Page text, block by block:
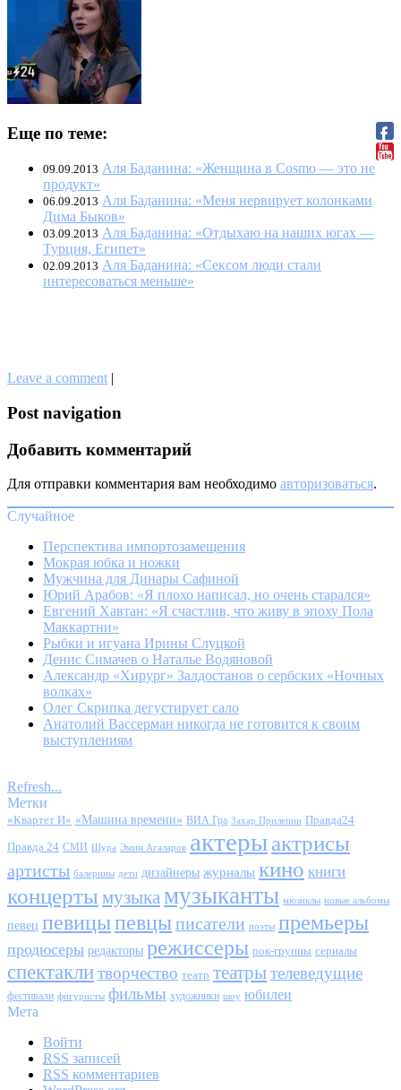
Еще по теме:
09.09.2013 Аля Баданина: «Женщина в Cosmo — это не
продукт»
06.09.2013 Аля Баданина: «Меня нервирует колонками
Дима Быков»
03.09.2013 Аля Баданина: «Отдыхаю на наших югах —
Турция, Египет»
02.09.2013 Аля Баданина: «Сексом люди стали
интересоваться меньше»
Leave a comment |
Post navigation
Добавить комментарий
Для отправки комментария вам необходимо авторизоваться.
Случайное
Перспектива импортозамещения
Мокрая юбка и ножки
Мужчина для Динары Сафиной
Юрий Арабов: «Я плохо написал, но очень старался»
Евгений Хавтан: «Я счастлив, что живу в эпоху Пола
Маккартни»
Рыбки и игуана Ирины Слуцкой
Денис Симачев о Наталье Водяновой
Александр «Хирург» Залдостанов о сербских «Ночных
волках»
Олег Скрипка дегустирует сало
Анатолий Вассерман никогда не готовится к своим
выступлениям
Refresh...
Метки
«Квартет И» «Машина времени» ВИА Гра Захар Прилепин Правда24
Правда 24 СМИ Шура Эмин Агаларов актерыактрисы
артисты балерины дети дизайнеры журналы кино книги
концерты музыкамузыканты мюзиклы новые альбомы
певец певицыпевцыписатели поэты премьеры
продюсеры редакторы режиссеры рок-группы сериалы
спектаклитворчество театр театрытелеведущие
фестивали фигуристы фильмы художники шоу юбилеи
Мета
Войти
RSS записей
RSS комментариев